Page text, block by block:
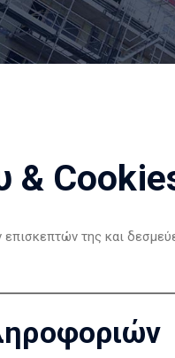
&
επισκεπτών της και